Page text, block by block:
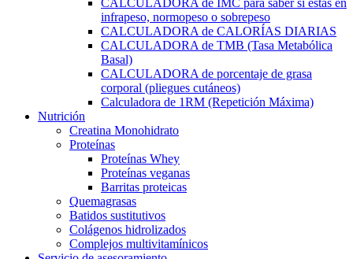
infrapeso, normopeso o sobrepeso
CALCULADORA de CALORÍAS DIARIAS
CALCULADORA de TMB (Tasa Metabólica
Basal)
CALCULADORA de porcentaje de grasa
corporal (pliegues cutáneos)
Calculadora de 1RM (Repetición Máxima)
Nutrición
Creatina Monohidrato
Proteínas
Proteínas Whey
Proteínas veganas
Barritas proteicas
Quemagrasas
Batidos sustitutivos
Colágenos hidrolizados
Complejos multivitamínicos